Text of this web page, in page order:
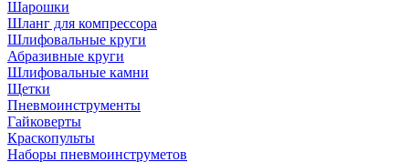
Шарошки
Шланг для компрессора
Шлифовальные круги
Абразивные круги
Шлифовальные камни
Щетки
Пневмоинструменты
Гайковерты
Краскопульты
Наборы пневмоинструметов